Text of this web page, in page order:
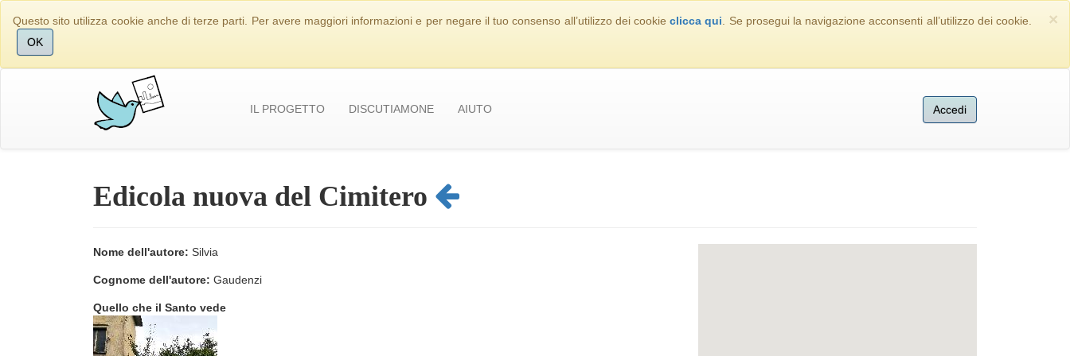
×
Questo sito utilizza cookie anche di terze parti. Per avere maggiori informazioni e per negare il tuo consenso all’utilizzo dei cookieclicca qui . Se prosegui la navigazione acconsenti all’utilizzo dei cookie.
OK
IL PROGETTO DISCUTIAMONE AIUTO Accedi
Edicola nuova del Cimitero
Nome dell'autore: Silvia
Cognome dell'autore: Gaudenzi
Quello che il Santo vede